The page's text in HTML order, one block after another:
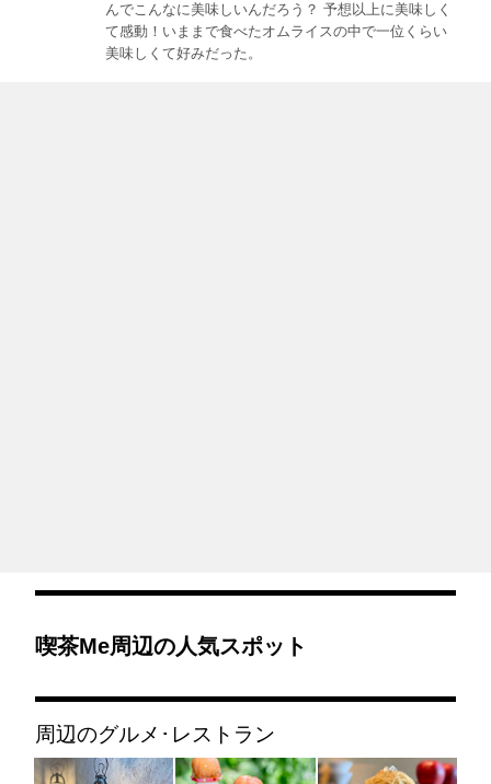
んでこんなに美味しいんだろう？ 予想以上に美味しく
て感動！いままで食べたオムライスの中で一位くらい
美味しくて好みだった。
喫茶me周辺の人気スポット
周辺のグルメ･レストラン